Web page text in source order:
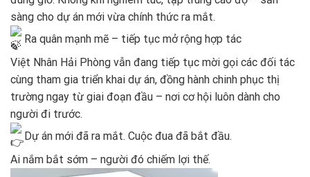
sàng cho dự án mới vừa chính thức ra mắt.
Ra quân mạnh mẽ – tiếp tục mở rộng hợp tác
Việt Nhân Hải Phòng vẫn đang tiếp tục mời gọi các đối tác
cùng tham gia triển khai dự án, đồng hành chinh phục thị
trường ngay từ giai đoạn đầu – nơi cơ hội luôn dành cho
người đi trước.
Dự án mới đã ra mắt. Cuộc đua đã bắt đầu.
Ai nắm bắt sớm – người đó chiếm lợi thế.